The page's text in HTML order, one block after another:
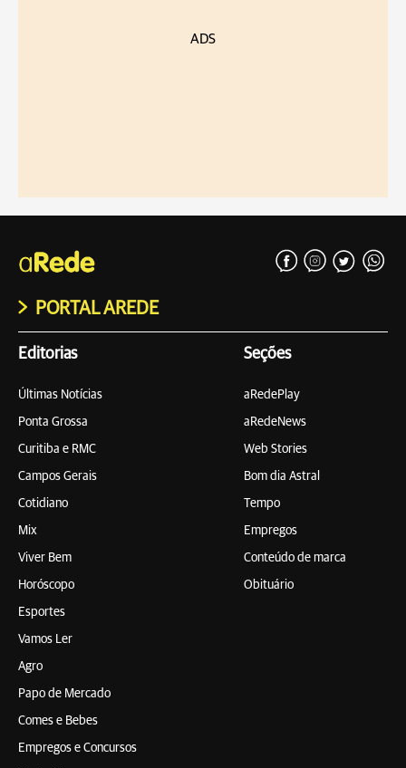
ADS
PORTAL AREDE
Editorias
Últimas Notícias
Ponta Grossa
Curitiba e RMC
Campos Gerais
Cotidiano
Mix
Viver Bem
Horóscopo
Esportes
Vamos Ler
Agro
Papo de Mercado
Comes e Bebes
Empregos e Concursos
Seções
aRedePlay
aRedeNews
Web Stories
Bom dia Astral
Tempo
Empregos
Conteúdo de marca
Obituário